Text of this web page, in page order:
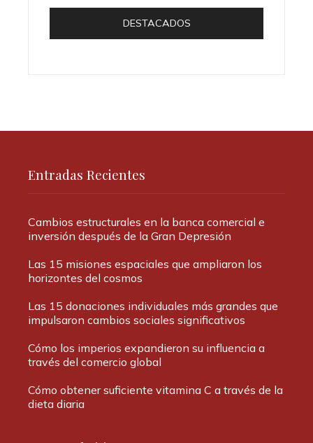
DESTACADOS
Entradas Recientes
Cambios estructurales en la banca comercial e
inversión después de la Gran Depresión
Las 15 misiones espaciales que ampliaron los
horizontes del cosmos
Las 15 donaciones individuales más grandes que
impulsaron cambios sociales significativos
Cómo los imperios expandieron su influencia a
través del comercio global
Cómo obtener suficiente vitamina C a través de la
dieta diaria